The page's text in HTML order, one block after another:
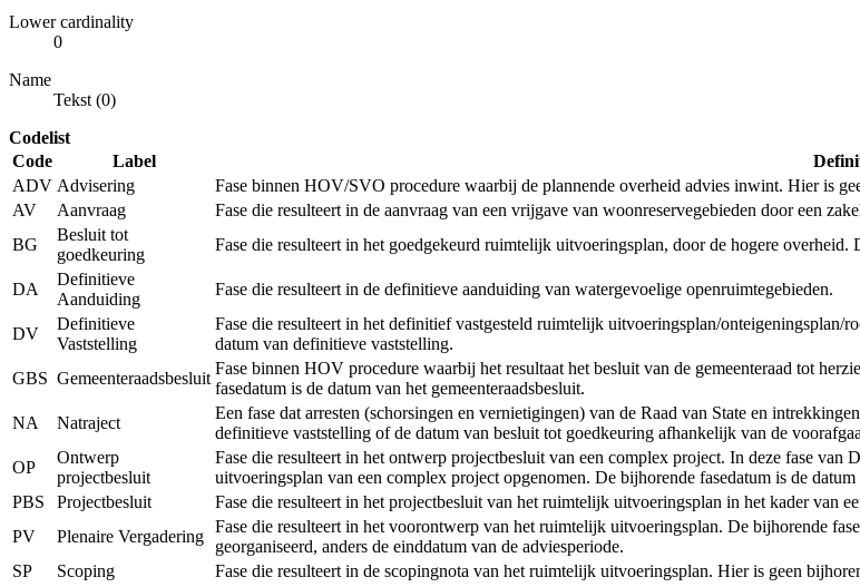
Lower cardinality
0
Name
Tekst (0)
Codelist
Code
Label
ADV Advisering
Fase binnen HOV/SVO procedure waarbij de plannende overheid advies inwint. Hier is
AV
Aanvraag
Fase die resulteert in de aanvraag van een vrijgave van woonreservegebieden door een
BG
Besluit tot
goedkeuring
Fase die resulteert in het goedgekeurd ruimtelijk uitvoeringsplan, door de hogere
DA
Definitieve
Aanduiding
Fase die resulteert in de definitieve aanduiding van watergevoelige openruimtegebieden.
DV
Definitieve
Vaststelling
Fase die resulteert in het definitief vastgesteld ruimtelijk uitvoeringsplan/
datum van definitieve vaststelling.
GBS Gemeenteraadsbesluit
Fase binnen HOV procedure waarbij het resultaat het besluit van de gemeenteraad tot
fasedatum is de datum van het gemeenteraadsbesluit.
NA
Natraject
Een fase dat arresten (schorsingen en vernietigingen) van de Raad van State en
definitieve vaststelling of de datum van besluit tot goedkeuring afhankelijk van de
OP
Ontwerp
projectbesluit
Fase die resulteert in het ontwerp projectbesluit van een complex project. In deze fase
uitvoeringsplan van een complex project opgenomen. De bijhorende fasedatum is de
PBS
Projectbesluit
Fase die resulteert in het projectbesluit van het ruimtelijk uitvoeringsplan in het kader van
PV
Plenaire Vergadering
Fase die resulteert in het voorontwerp van het ruimtelijk uitvoeringsplan. De bijhorende
georganiseerd, anders de einddatum van de adviesperiode.
SP
Scoping
Fase die resulteert in de scopingnota van het ruimtelijk uitvoeringsplan. Hier is geen